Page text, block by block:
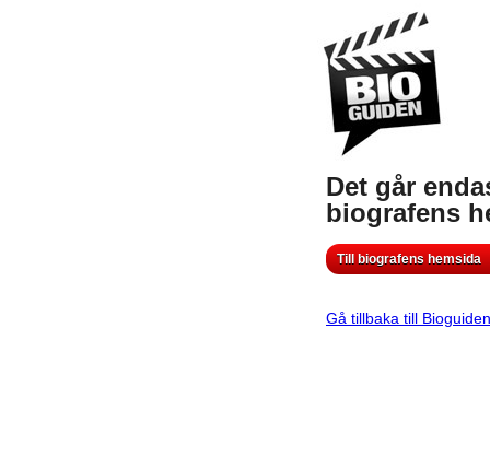
Det går
biografens
Till biografens hemsida
Gå tillbaka till Bioguiden